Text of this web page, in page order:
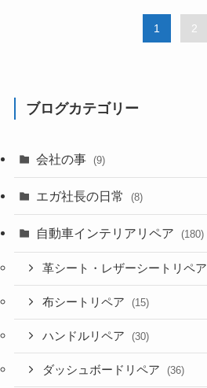
1 2
ブログカテゴリー
会社の事 (9)
エガ社長の日常 (8)
自動車インテリアリペア (180)
革シート・レザーシートリペア
布シートリペア (15)
ハンドルリペア (30)
ダッシュボードリペア (36)